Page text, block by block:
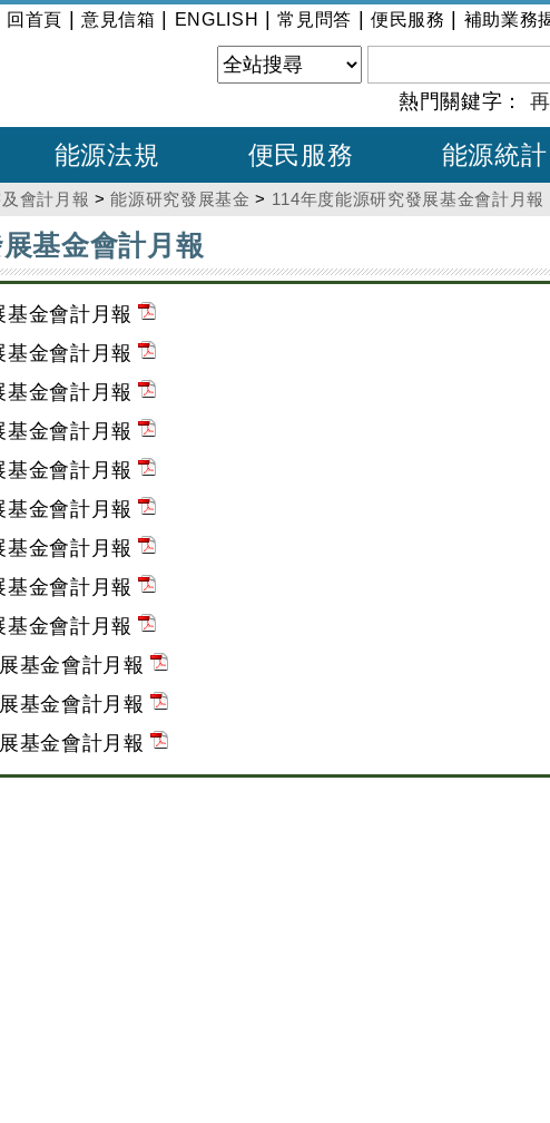
回首頁 意見信箱 ENGLISH |常見問答 便民服務 補助業務
熱門關鍵字：
能源法規 便民服務 能源統計
會計月報 >能源研究發展基金 > 114年度能源研究發展基金會計月報
基金會計月報
金會計月報
金會計月報
金會計月報
金會計月報
金會計月報
金會計月報
金會計月報
金會計月報
金會計月報
基金會計月報
基金會計月報
基金會計月報